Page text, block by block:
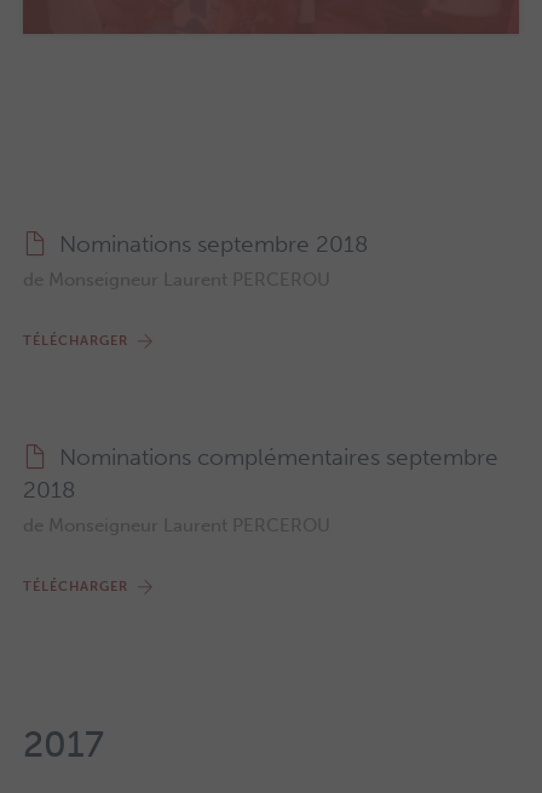
Nominations septembre 2018
de Monseigneur Laurent PERCEROU
TÉLÉCHARGER
Nominations complémentaires septembre
2018
de Monseigneur Laurent PERCEROU
TÉLÉCHARGER
2017